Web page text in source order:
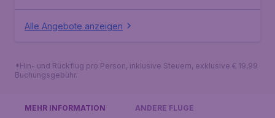
Alle Angebote anzeigen
*Hin- und Rückflug pro Person, inklusive Steuern, exklusive € 19,99
Buchungsgebühr.
MEHR INFORMATION ANDERE FLÜGE